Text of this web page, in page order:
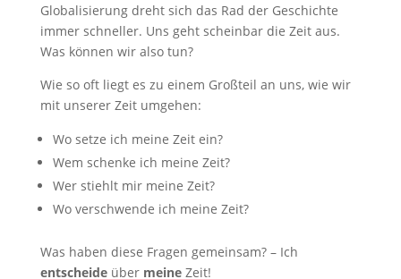
Globalisierung dreht sich das Rad der Geschichte
immer schneller. Uns geht scheinbar die Zeit aus.
Was können wir also tun?
Wie so oft liegt es zu einem Großteil an uns, wie wir
mit unserer Zeit umgehen:
Wo setze ich meine Zeit ein?
Wem schenke ich meine Zeit?
Wer stiehlt mir meine Zeit?
Wo verschwende ich meine Zeit?
Was haben diese Fragen gemeinsam? – Ich
entscheideüber meineZeit!